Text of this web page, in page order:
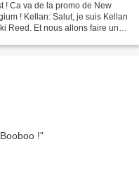
! Ca va de la promo de New
! Kellan: Salut, je suis Kellan
Reed. Et nous allons faire un